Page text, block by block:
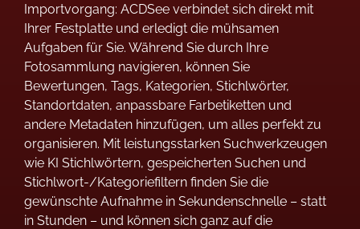
Importvorgang: ACDSee verbindet sich direkt mit
Ihrer Festplatte und erledigt die mühsamen
Aufgaben für Sie. Während Sie durch Ihre
Fotosammlung navigieren, können Sie
Bewertungen, Tags, Kategorien, Stichlwörter,
Standortdaten, anpassbare Farbetiketten und
andere Metadaten hinzufügen, um alles perfekt zu
organisieren. Mit leistungsstarken Suchwerkzeugen
wie KI Stichlwörtern, gespeicherten Suchen und
Stichlwort-/Kategoriefiltern finden Sie die
gewünschte Aufnahme in Sekundenschnelle – statt
in Stunden – und können sich ganz auf die